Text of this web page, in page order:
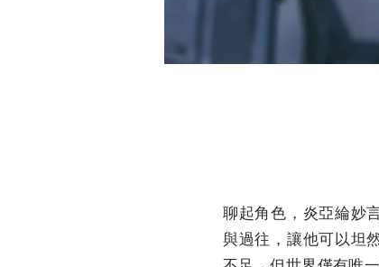
聊起角色，炎亞綸妙
與過往，讓他可以坦